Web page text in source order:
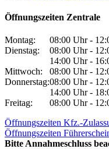
Öffnungszeiten Zentrale
Montag:
08:00 Uhr -
Dienstag:
08:00 Uhr -
14:00 Uhr -
Mittwoch:
08:00 Uhr -
Donnerstag:08:00 Uhr -
14:00 Uhr -
Freitag:
08:00 Uhr -
Öffnungszeiten Kfz.-
Öffnungszeiten
Bitte Annahmeschluss